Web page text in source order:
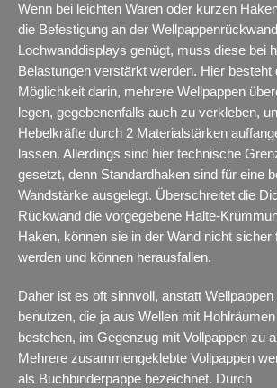
Wenn bei leichten Waren oder kurzen
die Befestigung an der
Lochwanddisplays genügt, muss diese bei
Belastungen verstärkt werden. Hier besteht
Möglichkeit darin, mehrere Wellpappen
legen, gegebenenfalls auch zu verkleben,
Hebelkräfte durch 2 Materialstärken
lassen. Allerdings sind hier technische
gesetzt, denn Standardhaken sind für eine
Wandstärke ausgelegt. Überschreitet die
Rückwand die vorgegebene Halte-
Haken, können sie in der Wand nicht sicher
werden und können herausfallen.
Daher ist es oft sinnvoll, anstatt Wellpappen
benutzen, die ja aus Wellen mit Hohlräumen
bestehen, im Gegenzug mit Vollpappen zu
Mehrere zusammengeklebte Vollpappen
als Buchbinderpappe bezeichnet. Durch